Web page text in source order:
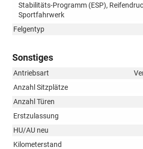
Stabilitäts-Programm (ESP),
Sportfahrwerk
Felgentyp
Sonstiges
Antriebsart
Anzahl Sitzplätze
Anzahl Türen
Erstzulassung
HU/AU neu
Kilometerstand